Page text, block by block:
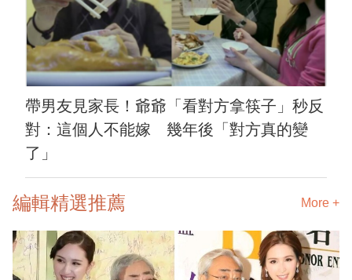
帶男友見家長！爺爺「看對方拿筷子」秒反
對：這個人不能嫁 幾年後「對方真的變
了」
編輯精選推薦 More +